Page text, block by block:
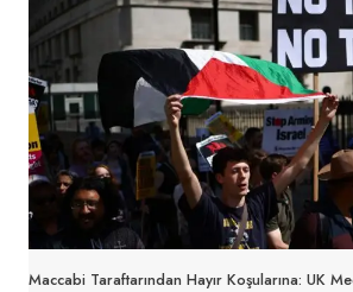
Maccabi Taraftarından Hayır Koşularına: UK